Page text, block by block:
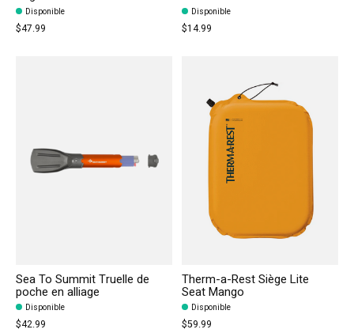
Disponible
$47.99
Disponible
$14.99
Sea To Summit Truelle de
poche en alliage
Disponible
$42.99
Therm-a-Rest Siège Lite
Seat Mango
Disponible
$59.99